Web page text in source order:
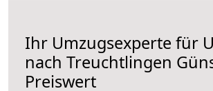
Ihr Umzugsexperte für
nach Treuchtlingen
Preiswert